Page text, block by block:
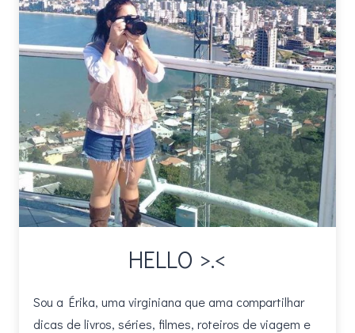
HELLO >.<
Sou a Érika, uma virginiana que ama compartilhar
dicas de livros, séries, filmes, roteiros de viagem e